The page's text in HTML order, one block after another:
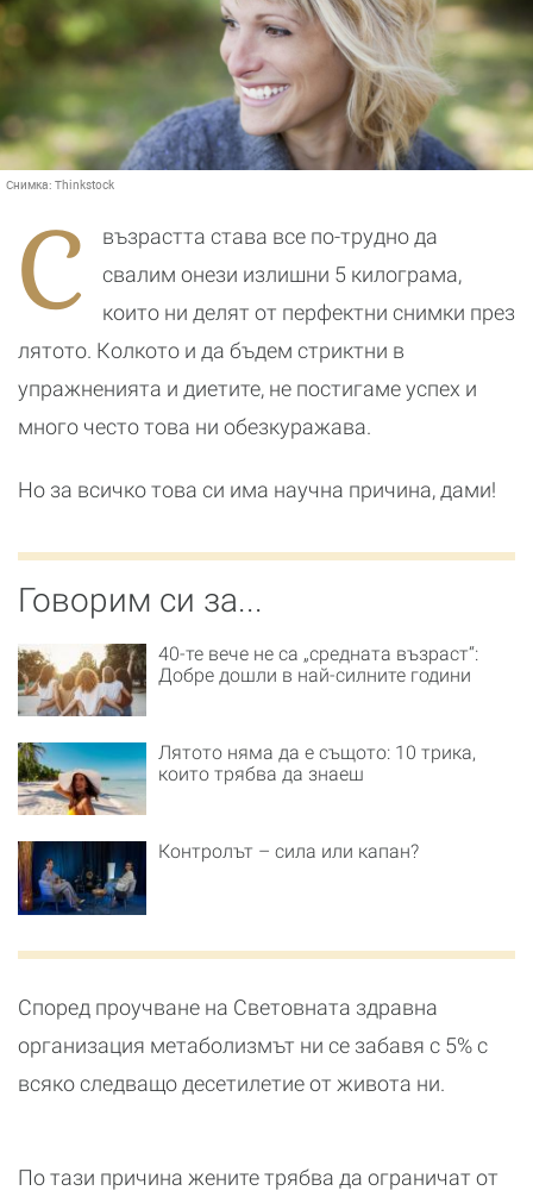
Снимка: Thinkstock
С
възрастта става все по-трудно да
свалим онези излишни 5 килограма,
които ни делят от перфектни снимки през
лятото. Колкото и да бъдем стриктни в
упражненията и диетите, не постигаме успех и
много често това ни обезкуражава.
Но за всичко това си има научна причина, дами!
Говорим си за...
40-те вече не са „средната възраст“:
Добре дошли в най-силните години
Лятото няма да е същото: 10 трика,
които трябва да знаеш
Контролът – сила или капан?
Според проучване на Световната здравна
организация метаболизмът ни се забавя с 5% с
всяко следващо десетилетие от живота ни.
По тази причина жените трябва да ограничат от